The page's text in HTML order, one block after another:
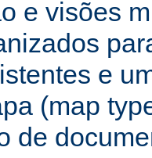
e visões
e
(map
de